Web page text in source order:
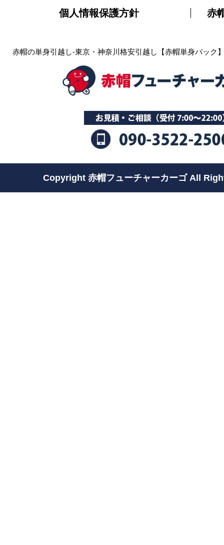
個人情報保護方針
赤
赤帽の単身引越し-東京・神奈川格安引越し【赤帽単身パック
Copyright 赤帽フューチャーカーゴ All